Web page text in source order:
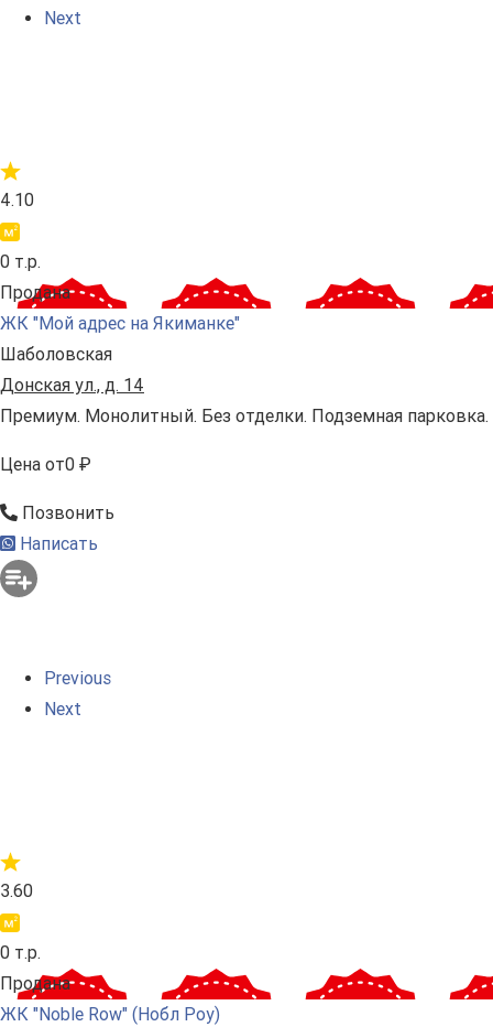
Next
4.10
0 т.р.
Продана
ЖК "Мой адрес на Якиманке"
Шаболовская
Донская ул., д. 14
Премиум. Монолитный. Без отделки. Подземная парковка.
Цена от0 ₽
Позвонить
Написать
Previous
Next
3.60
0 т.р.
Продана
ЖК "Noble Row" (Нобл Роу)